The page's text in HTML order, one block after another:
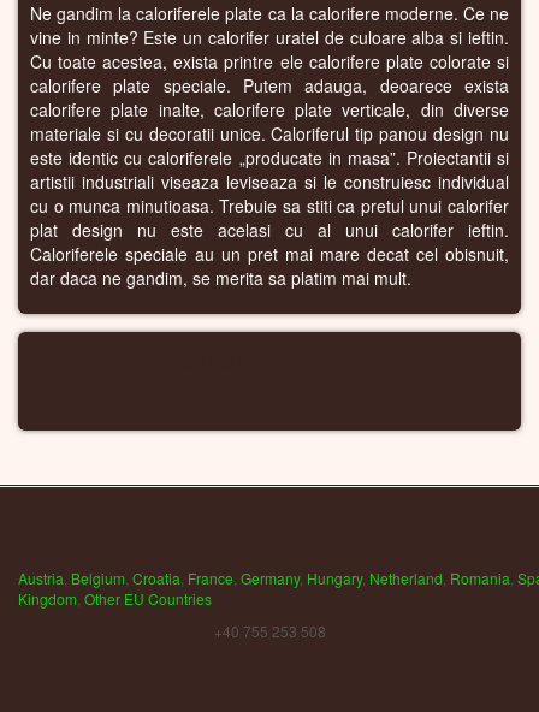
Ne gandim la caloriferele plate ca la calorifere moderne. Ce ne
vine in minte? Este un calorifer uratel de culoare alba si ieftin.
Cu toate acestea, exista printre ele calorifere plate colorate si
calorifere plate speciale. Putem adauga, deoarece exista
calorifere plate inalte, calorifere plate verticale, din diverse
materiale si cu decoratii unice. Caloriferul tip panou design nu
este identic cu caloriferele „producate in masa”. Proiectantii si
artistii industriali viseaza leviseaza si le construiesc individual
cu o munca minutioasa. Trebuie sa stiti ca pretul unui calorifer
plat design nu este acelasi cu al unui calorifer ieftin.
Caloriferele speciale au un pret mai mare decat cel obisnuit,
dar daca ne gandim, se merita sa platim mai mult.
Austria Belgium Croatia France Germany, Hungary, Netherland Romania
Kingdom Other EU Countries
+40 755 253 508